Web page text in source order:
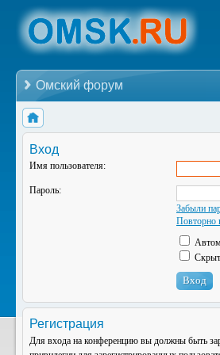
Омский форум
Вход
Имя пользователя:
Пароль:
Забыли
Повторно
Регистрация
Для входа на конференцию вы должны быть